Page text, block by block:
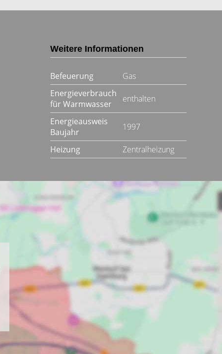
Weitere Informationen
Befeuerung
Gas
Energieverbrauch
für Warmwasser
enthalten
Energieausweis
Baujahr
1997
Heizung Zentralheizung